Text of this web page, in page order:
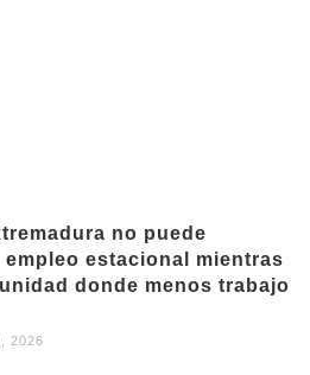
no puede
estacional mientras
donde menos trabajo
2026